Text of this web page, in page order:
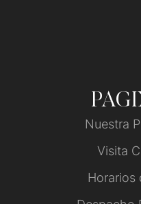
Nuestra
Visita
Horarios